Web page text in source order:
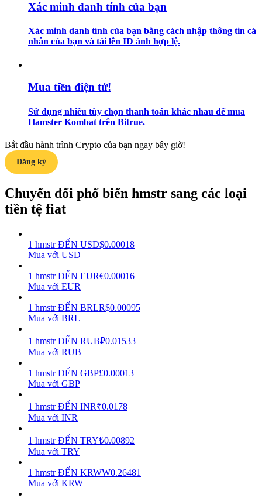
Học cách duy trì lợi nhuận
Power Piggy
Làm cho tài sản của bạn tăng giá trị đều đặn
Staking
Xác minh danh tính của bạn
Xác minh danh tính của bạn bằng cách nhập thông tin cá
nhân của bạn và tải lên ID ảnh hợp lệ.
Mua tiền điện tử!
Sử dụng nhiều tùy chọn thanh toán khác nhau để mua
Hamster Kombat trên Bitrue.
Bắt đầu hành trình Crypto của bạn ngay bây giờ!
Đăng ký
Chuyển đổi phổ biến hmstr sang các loại
tiền tệ fiat
1 hmstr ĐẾN USD$0.00018
Mua với USD
1 hmstr ĐẾN EUR€0.00016
Mua với EUR
1 hmstr ĐẾN BRLR$0.00095
Mua với BRL
1 hmstr ĐẾN RUB₽0.01533
Mua với RUB
1 hmstr ĐẾN GBP£0.00013
Mua với GBP
1 hmstr ĐẾN INR₹0.0178
Mua với INR
1 hmstr ĐẾN TRY₺0.00892
Mua với TRY
1 hmstr ĐẾN KRW₩0.26481
Mua với KRW